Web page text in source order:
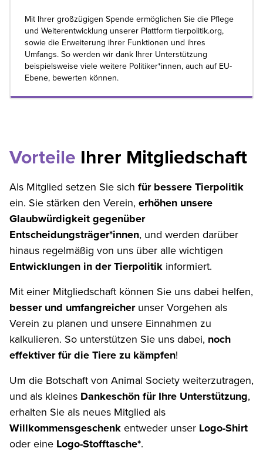
Mit Ihrer großzügigen Spende ermöglichen Sie die Pflege
und Weiterentwicklung unserer Plattform tierpolitik.org,
sowie die Erweiterung ihrer Funktionen und ihres
Umfangs. So werden wir dank Ihrer Unterstützung
beispielsweise viele weitere Politiker*innen, auch auf EU-
Ebene, bewerten können.
Vorteile Ihrer Mitgliedschaft
Als Mitglied setzen Sie sich für bessere Tierpolitik
ein. Sie stärken den Verein, erhöhen unsere
Glaubwürdigkeit gegenüber
Entscheidungsträger*innen, und werden darüber
hinaus regelmäßig von uns über alle wichtigen
Entwicklungen in der Tierpolitik informiert.
Mit einer Mitgliedschaft können Sie uns dabei helfen,
besser und umfangreicherunser Vorgehen als
Verein zu planen und unsere Einnahmen zu
kalkulieren. So unterstützen Sie uns dabei, noch
effektiver für die Tiere zu kämpfen!
Um die Botschaft von Animal Society weiterzutragen,
und als kleines Dankeschön für Ihre Unterstützung,
erhalten Sie als neues Mitglied als
Willkommensgeschenk entweder unser Logo-Shirt
oder eine Logo-Stofftasche*.